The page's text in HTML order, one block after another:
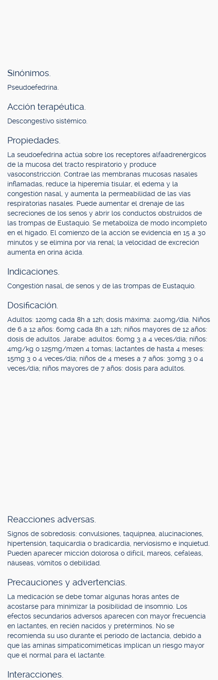
Sinónimos.
Pseudoefedrina.
Acción terapéutica.
Descongestivo sistémico.
Propiedades.
La seudoefedrina actúa sobre los receptores alfaadrenérgicos
de la mucosa del tracto respiratorio y produce
vasoconstricción. Contrae las membranas mucosas nasales
inflamadas, reduce la hiperemia tisular, el edema y la
congestión nasal, y aumenta la permeabilidad de las vías
respiratorias nasales. Puede aumentar el drenaje de las
secreciones de los senos y abrir los conductos obstruidos de
las trompas de Eustaquio. Se metaboliza de modo incompleto
en el hígado. El comienzo de la acción se evidencia en 15 a 30
minutos y se elimina por vía renal; la velocidad de excreción
aumenta en orina ácida.
Indicaciones.
Congestión nasal, de senos y de las trompas de Eustaquio.
Dosificación.
Adultos: 120mg cada 8h a 12h; dosis máxima: 240mg/día. Niños
de 6 a 12 años: 60mg cada 8h a 12h; niños mayores de 12 años:
dosis de adultos. Jarabe: adultos: 60mg 3 a 4 veces/día; niños:
4mg/kg o 125mg/m2en 4 tomas; lactantes de hasta 4 meses:
15mg 3 o 4 veces/día; niños de 4 meses a 7 años: 30mg 3 o 4
veces/día; niños mayores de 7 años: dosis para adultos.
Reacciones adversas.
Signos de sobredosis: convulsiones, taquipnea, alucinaciones,
hipertensión, taquicardia o bradicardia, nerviosismo e inquietud.
Pueden aparecer micción dolorosa o difícil, mareos, cefaleas,
náuseas, vómitos o debilidad.
Precauciones y advertencias.
La medicación se debe tomar algunas horas antes de
acostarse para minimizar la posibilidad de insomnio. Los
efectos secundarios adversos aparecen con mayor frecuencia
en lactantes, en recién nacidos y pretérminos. No se
recomienda su uso durante el período de lactancia, debido a
que las aminas simpaticomiméticas implican un riesgo mayor
que el normal para el lactante.
Interacciones.